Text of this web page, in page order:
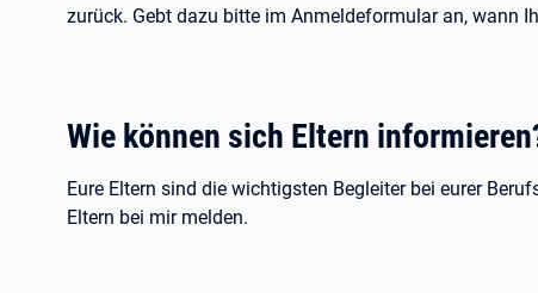
zurück. Gebt dazu bitte im Anmeldeformular an, wann
Wie können sich Eltern
Eure Eltern sind die wichtigsten Begleiter bei eurer
Eltern bei mir melden.